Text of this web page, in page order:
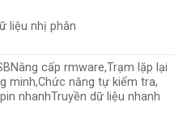
liệu nhị phân
cấp rmware,Trạm lặp lại
minh,Chức năng tự kiểm tra,
nhanhTruyền dữ liệu nhanh